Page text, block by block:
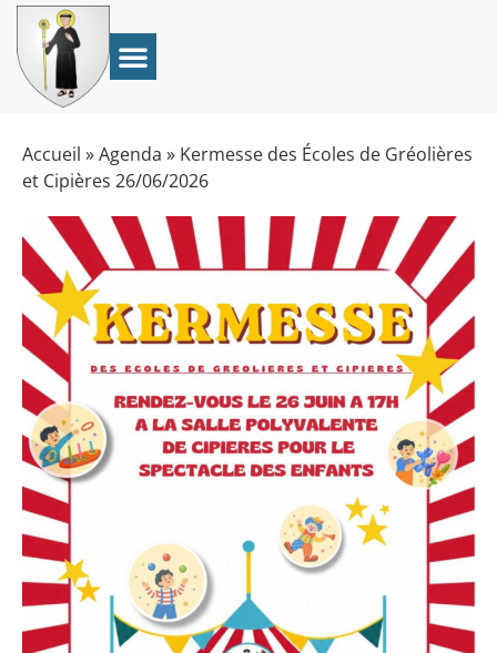
Accueil »Agenda » Kermesse des Écoles de Gréolières
et Cipières 26/06/2026